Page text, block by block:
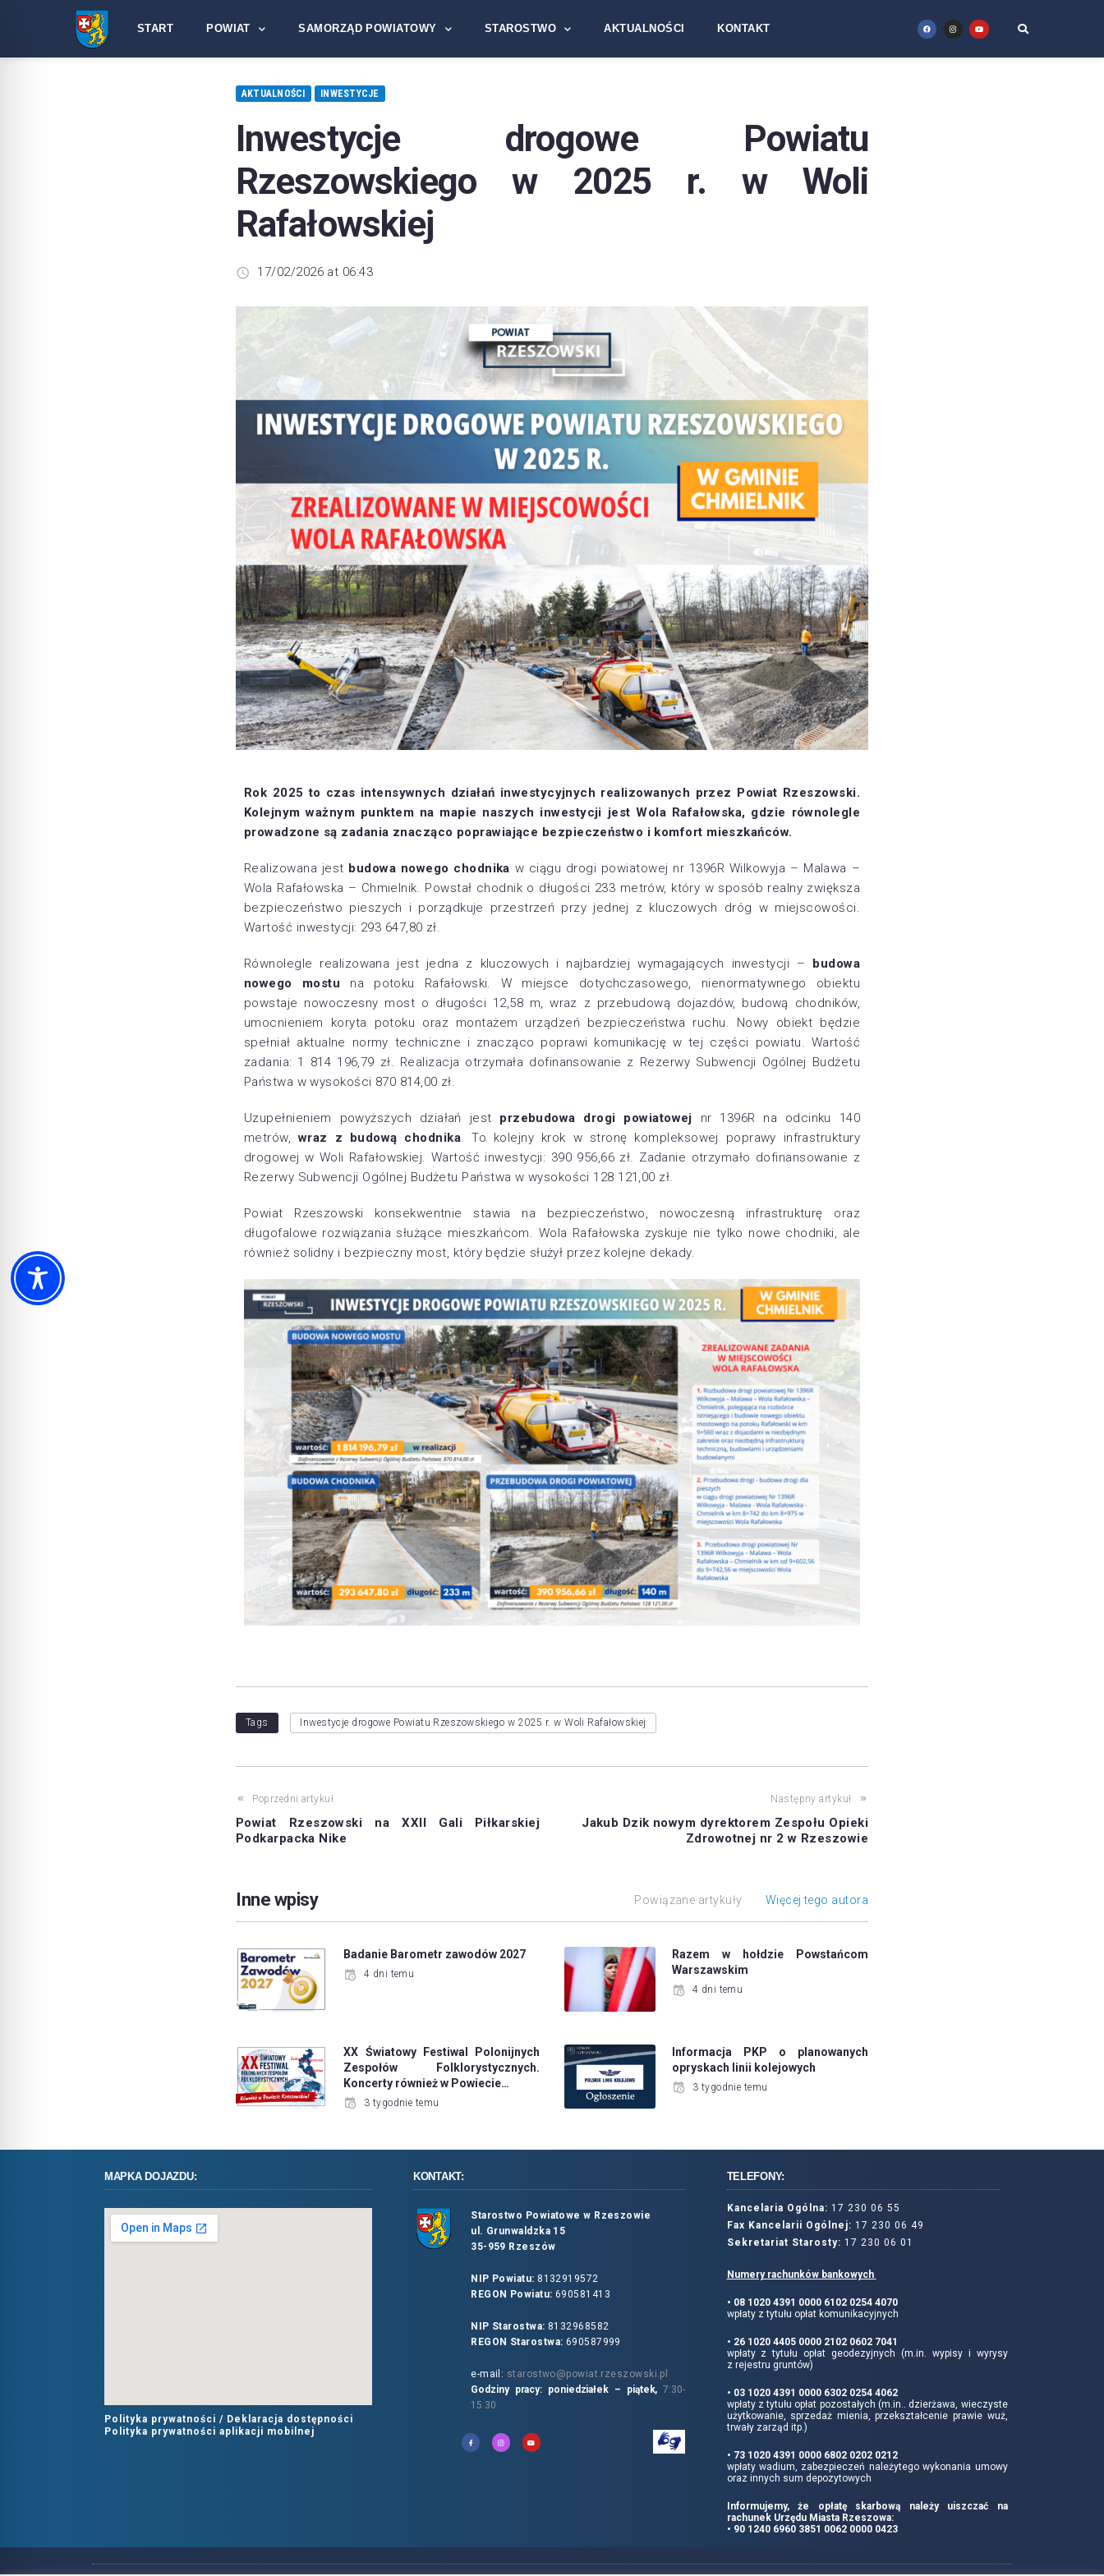
START POWIAT SAMORZĄD POWIATOWY STAROSTWO AKTUALNOŚCI KONTAKT
AKTUALNOŚCI INWESTYCJE
Inwestycje drogowe Powiatu
Rzeszowskiego w 2025 r. w Woli
Rafałowskiej
17/02/2026 at 06:43
Rok 2025 to czas intensywnych działań inwestycyjnych realizowanych przez Powiat Rzeszowski.
Kolejnym ważnym punktem na mapie naszych inwestycji jest Wola Rafałowska, gdzie równolegle
prowadzone są zadania znacząco poprawiające bezpieczeństwo i komfort mieszkańców.
Realizowana jest budowa nowego chodnika w ciągu drogi powiatowej nr 1396R Wilkowyja – Malawa –
Wola Rafałowska – Chmielnik. Powstał chodnik o długości 233 metrów, który w sposób realny zwiększa
bezpieczeństwo pieszych i porządkuje przestrzeń przy jednej z kluczowych dróg w miejscowości.
Wartość inwestycji: 293 647,80 zł.
Równolegle realizowana jest jedna z kluczowych i najbardziej wymagających inwestycji – budowa
nowego mostu na potoku Rafałowski. W miejsce dotychczasowego, nienormatywnego obiektu
powstaje nowoczesny most o długości 12,58 m, wraz z przebudową dojazdów, budową chodników,
umocnieniem koryta potoku oraz montażem urządzeń bezpieczeństwa ruchu. Nowy obiekt będzie
spełniał aktualne normy techniczne i znacząco poprawi komunikację w tej części powiatu. Wartość
zadania: 1 814 196,79 zł. Realizacja otrzymała dofinansowanie z Rezerwy Subwencji Ogólnej Budżetu
Państwa w wysokości 870 814,00 zł.
Uzupełnieniem powyższych działań jest przebudowa drogi powiatowej nr 1396R na odcinku 140
metrów,wraz z budową chodnika. To kolejny krok w stronę kompleksowej poprawy infrastruktury
drogowej w Woli Rafałowskiej. Wartość inwestycji: 390 956,66 zł. Zadanie otrzymało dofinansowanie z
Rezerwy Subwencji Ogólnej Budżetu Państwa w wysokości 128 121,00 zł.
Powiat Rzeszowski konsekwentnie stawia na bezpieczeństwo, nowoczesną infrastrukturę oraz
długofalowe rozwiązania służące mieszkańcom. Wola Rafałowska zyskuje nie tylko nowe chodniki, ale
również solidny i bezpieczny most, który będzie służył przez kolejne dekady.
Tags Inwestycje drogowe Powiatu Rzeszowskiego w 2025 r. w Woli Rafałowskiej
Poprzedni artykuł
Powiat Rzeszowski na XXII Gali Piłkarskiej
Podkarpacka Nike
Następny artykuł
Jakub Dzik nowym dyrektorem Zespołu Opieki
Zdrowotnej nr 2 w Rzeszowie
Inne wpisy Powiązane artykuły Więcej tego autora
Badanie Barometr zawodów 2027
4 dni temu
Razem w hołdzie Powstańcom
Warszawskim
4 dni temu
XX Światowy Festiwal Polonijnych
Zespołów Folklorystycznych.
Koncerty również w Powiecie…
3 tygodnie temu
Informacja PKP o planowanych
opryskach linii kolejowych
3 tygodnie temu
MAPKA DOJAZDU:
Polityka prywatności / Deklaracja dostępności
Polityka prywatności aplikacji mobilnej
KONTAKT:
Starostwo Powiatowe w Rzeszowie
ul. Grunwaldzka 15
35-959 Rzeszów
NIP Powiatu: 8132919572
REGON Powiatu: 690581413
NIP Starostwa: 8132968582
REGON Starostwa: 690587999
e-mail: starostwo@powiat.rzeszowski.pl
Godziny pracy: poniedziałek – piątek,7:30-
15:30
TELEFONY:
Kancelaria Ogólna: 17 230 06 55
Fax Kancelarii Ogólnej: 17 230 06 49
Sekretariat Starosty: 17 230 06 01
Numery rachunków bankowych
• 08 1020 4391 0000 6102 0254 4070
wpłaty z tytułu opłat komunikacyjnych
• 26 1020 4405 0000 2102 0602 7041
wpłaty z tytułu opłat geodezyjnych (m.in. wypisy i wyrysy
z rejestru gruntów)
• 03 1020 4391 0000 6302 0254 4062
wpłaty z tytułu opłat pozostałych (m.in.. dzierżawa, wieczyste
użytkowanie, sprzedaż mienia, przekształcenie prawie wuż,
trwały zarząd itp.)
• 73 1020 4391 0000 6802 0202 0212
wpłaty wadium, zabezpieczeń należytego wykonania umowy
oraz innych sum depozytowych
Informujemy, że opłatę skarbową należy uiszczać na
rachunek Urzędu Miasta Rzeszowa:
• 90 1240 6960 3851 0062 0000 0423